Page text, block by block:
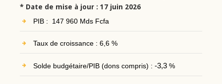
* Date de mise à jour : 17 juin 2026
PIB : 147 960 Mds Fcfa
Taux de croissance : 6,6 %
Solde budgétaire/PIB (dons compris) : -3,3%